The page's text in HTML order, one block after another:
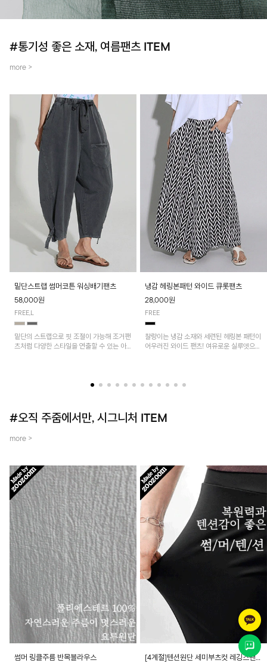
#통기성 좋은 소재, 여름팬츠 ITEM
more >
밑단스트랩 썸머코튼 워싱배기팬츠
58,000원
FREE,L
밑단의 스트랩으로 핏 조절이 가능해 조거팬
츠처럼 다양한 스타일을 연출할 수 있는 아
냉감 헤링본패턴 와이드 큐롯팬츠
28,000원
FREE
찰랑이는 냉감 소재와 세련된 헤링본 패턴이
어우러진 와이드 팬츠! 여유로운 실루엣으로
#오직 주줌에서만, 시그니처 ITEM
more >
썸머 링클주름 반목블라우스 [4계절]텐션원단 세미부츠컷 레깅스팬